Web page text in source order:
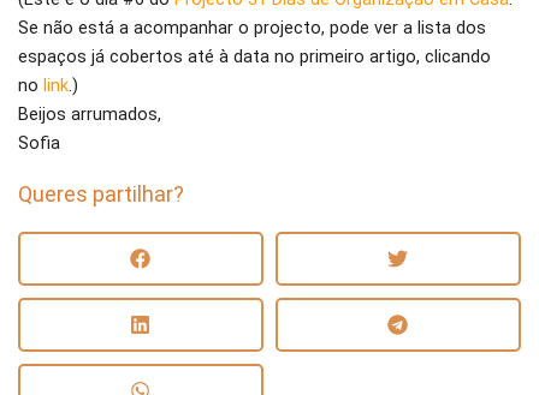
Se não está a acompanhar o projecto, pode ver a lista dos
espaços já cobertos até à data no primeiro artigo, clicando
no link.)
Beijos arrumados,
Sofia
Queres partilhar?